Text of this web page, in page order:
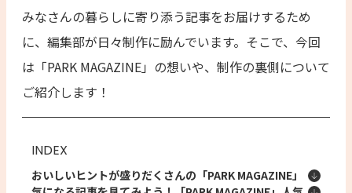
みなさんの暮らしに寄り添う記事をお届けするため
に、編集部が日々制作に励んでいます。そこで、今回
は「PARK MAGAZINE」の想いや、制作の裏側について
ご紹介します！
INDEX
おいしいヒントが盛りだくさんの「PARK MAGAZINE」